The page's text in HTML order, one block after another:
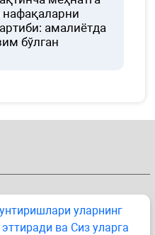
нафақаларни
амалиётда
бўлган
уларнинг
ва Сиз уларга